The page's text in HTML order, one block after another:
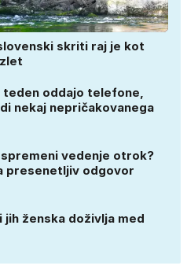
skriti raj je kot
oddajo telefone,
nekaj nepričakovanega
vedenje otrok?
presenetljiv odgovor
jih ženska doživlja med